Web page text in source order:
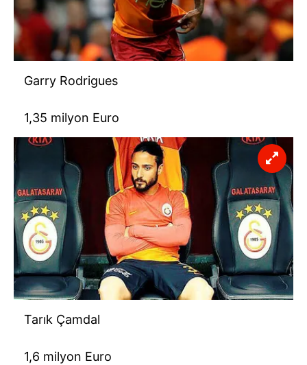
Garry Rodrigues
1,35 milyon Euro
Tarık Çamdal
1,6 milyon Euro